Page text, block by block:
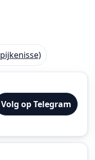
Volg op Telegram